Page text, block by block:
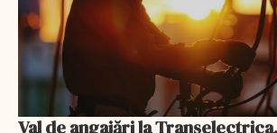
Val de angajări la